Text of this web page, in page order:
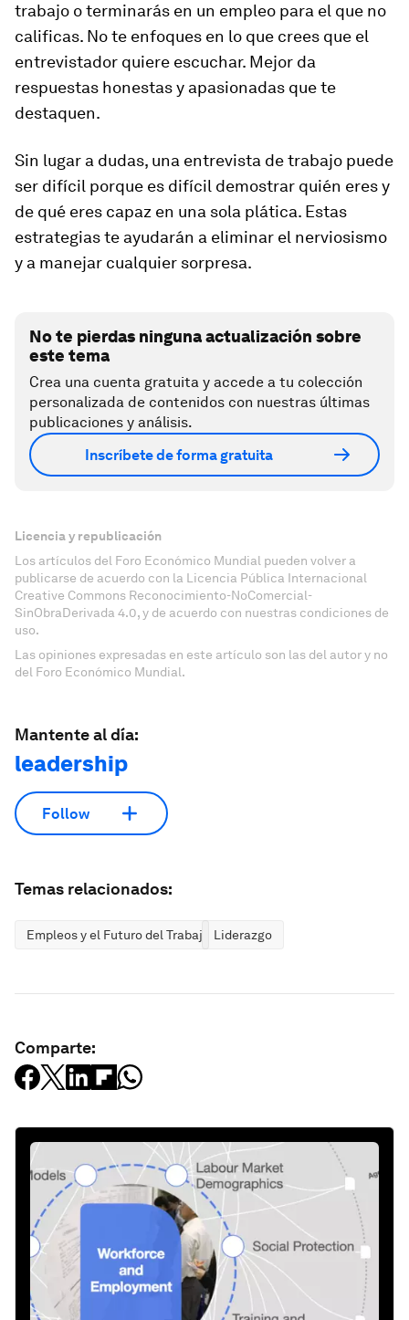
trabajo o terminarás en un empleo para el que no
calificas. No te enfoques en lo que crees que el
entrevistador quiere escuchar. Mejor da
respuestas honestas y apasionadas que te
destaquen.
Sin lugar a dudas, una entrevista de trabajo puede
ser difícil porque es difícil demostrar quién eres y
de qué eres capaz en una sola plática. Estas
estrategias te ayudarán a eliminar el nerviosismo
y a manejar cualquier sorpresa.
No te pierdas ninguna actualización sobre
este tema
Crea una cuenta gratuita y accede a tu colección
personalizada de contenidos con nuestras últimas
publicaciones y análisis.
Inscríbete de forma gratuita
Licencia y republicación
Los artículos del Foro Económico Mundial pueden volver a
publicarse de acuerdo con la Licencia Pública Internacional
Creative Commons Reconocimiento-NoComercial-
SinObraDerivada 4.0, y de acuerdo con nuestras condiciones de
uso.
Las opiniones expresadas en este artículo son las del autor y no
del Foro Económico Mundial.
Mantente al día:
leadership
Follow
Temas relacionados:
Empleos y el Futuro del Trabajo Liderazgo
Comparte: